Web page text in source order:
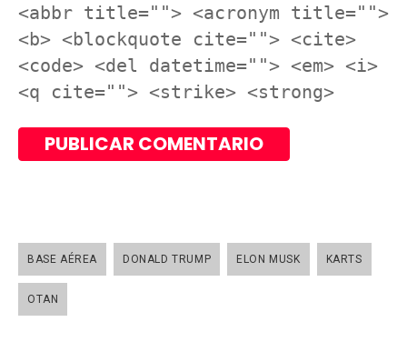
<abbr title=""> <acronym title="">
<b> <blockquote cite=""> <cite>
<code> <del datetime=""> <em> <i>
<q cite=""> <strike> <strong>
BASE AÉREA DONALD TRUMP ELON MUSK KARTS
OTAN